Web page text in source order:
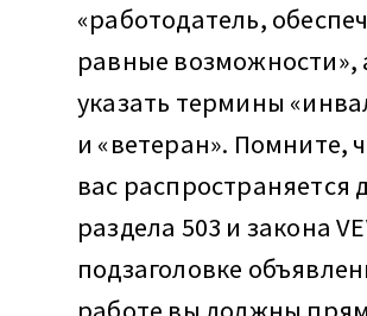
«работодатель,
равные возможности»,
указать термины
и «ветеран». Помните,
вас распространяется
раздела 503 и закона
подзаголовке